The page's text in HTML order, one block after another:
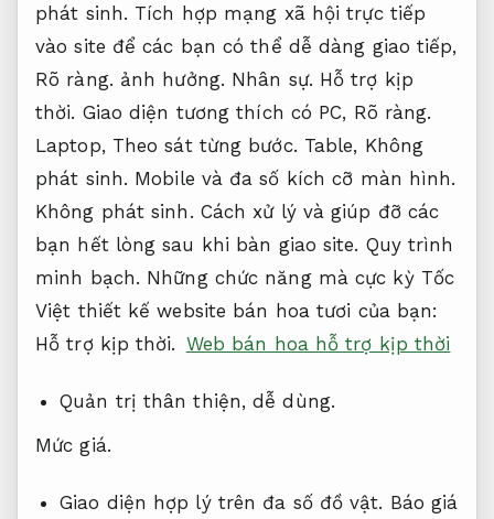
phát sinh. Tích hợp mạng xã hội trực tiếp
vào site để các bạn có thể dễ dàng giao tiếp,
Rõ ràng. ảnh hưởng. Nhân sự. Hỗ trợ kịp
thời. Giao diện tương thích có PC, Rõ ràng.
Laptop, Theo sát từng bước. Table, Không
phát sinh. Mobile và đa số kích cỡ màn hình.
Không phát sinh. Cách xử lý và giúp đỡ các
bạn hết lòng sau khi bàn giao site. Quy trình
minh bạch. Những chức năng mà cực kỳ Tốc
Việt thiết kế website bán hoa tươi của bạn:
Hỗ trợ kịp thời. Web bán hoa hỗ trợ kịp thời
Quản trị thân thiện, dễ dùng.
Mức giá.
Giao diện hợp lý trên đa số đồ vật. Báo giá